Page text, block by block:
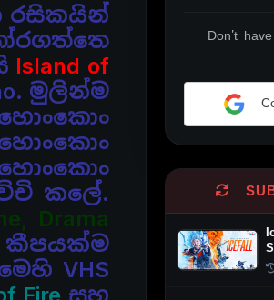
රසිකයින්
Island of
මුලින්ම
කලේ.
Drama
කීපයක්ම
VHS
Don't